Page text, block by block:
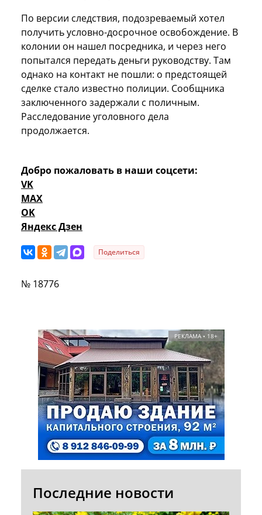
По версии следствия, подозреваемый хотел
получить условно-досрочное освобождение. В
колонии он нашел посредника, и через него
попытался передать деньги руководству. Там
однако на контакт не пошли: о предстоящей
сделке стало известно полиции. Сообщника
заключенного задержали с поличным.
Расследование уголовного дела
продолжается.
Добро пожаловать в наши соцсети:
VK
MAX
OK
Яндекс Дзен
Поделиться
№ 18776
РЕКЛАМА • 18+
Последние новости